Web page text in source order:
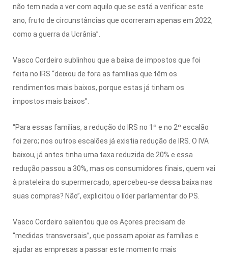
não tem nada a ver com aquilo que se está a verificar este
ano, fruto de circunstâncias que ocorreram apenas em 2022,
como a guerra da Ucrânia”.
Vasco Cordeiro sublinhou que a baixa de impostos que foi
feita no IRS “deixou de fora as famílias que têm os
rendimentos mais baixos, porque estas já tinham os
impostos mais baixos”.
“Para essas famílias, a redução do IRS no 1º e no 2º escalão
foi zero; nos outros escalões já existia redução de IRS. O IVA
baixou, já antes tinha uma taxa reduzida de 20% e essa
redução passou a 30%, mas os consumidores finais, quem vai
à prateleira do supermercado, apercebeu-se dessa baixa nas
suas compras? Não”, explicitou o líder parlamentar do PS.
Vasco Cordeiro salientou que os Açores precisam de
“medidas transversais”, que possam apoiar as famílias e
ajudar as empresas a passar este momento mais